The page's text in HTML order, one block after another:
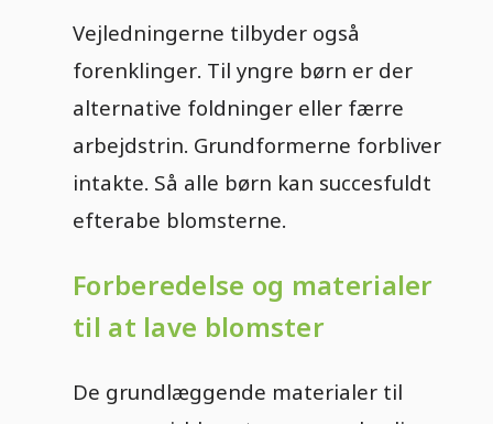
Vejledningerne tilbyder også
forenklinger. Til yngre børn er der
alternative foldninger eller færre
arbejdstrin. Grundformerne forbliver
intakte. Så alle børn kan succesfuldt
efterabe blomsterne.
Forberedelse og materialer
til at lave blomster
De grundlæggende materialer til